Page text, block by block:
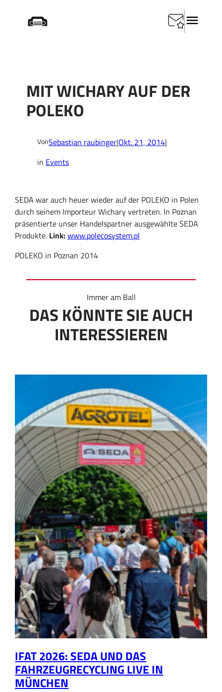
Startseite /Mit
Wichary auf der POLEKO
MIT WICHARY AUF DER
POLEKO
VonSebastian raubinger|Okt. 21, 2014|
in Events
SEDA war auch heuer wieder auf der POLEKO in Polen
durch seinem Importeur Wichary vertreten. In Poznan
präsentierte unser Handelspartner ausgewählte SEDA
Produkte. Link:www.polecosystem.pl
POLEKO in Poznan 2014
Immer am Ball
DAS KÖNNTE SIE AUCH
INTERESSIEREN
IFAT 2026: SEDA UND DAS
FAHRZEUGRECYCLING LIVE IN
MÜNCHEN